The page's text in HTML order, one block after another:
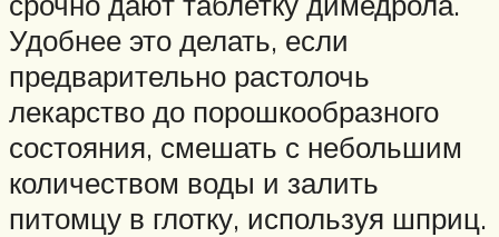
Удобнее это делать, если
предварительно растолочь
лекарство до порошкообразного
состояния, смешать с небольшим
количеством воды и залить
питомцу в глотку, используя шприц.